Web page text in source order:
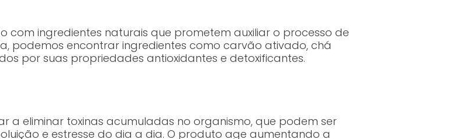
com ingredientes naturais que prometem auxiliar o processo de
podemos encontrar ingredientes como carvão ativado, chá
por suas propriedades antioxidantes e detoxificantes.
a eliminar toxinas acumuladas no organismo, que podem ser
e estresse do dia a dia. O produto age aumentando a